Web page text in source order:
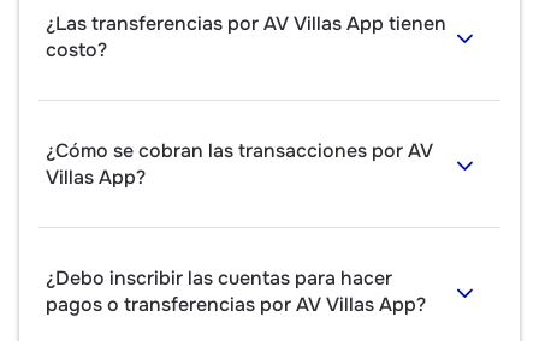
¿Las transferencias por AV Villas App tienen
costo?
¿Cómo se cobran las transacciones por AV
Villas App?
¿Debo inscribir las cuentas para hacer
pagos o transferencias por AV Villas App?